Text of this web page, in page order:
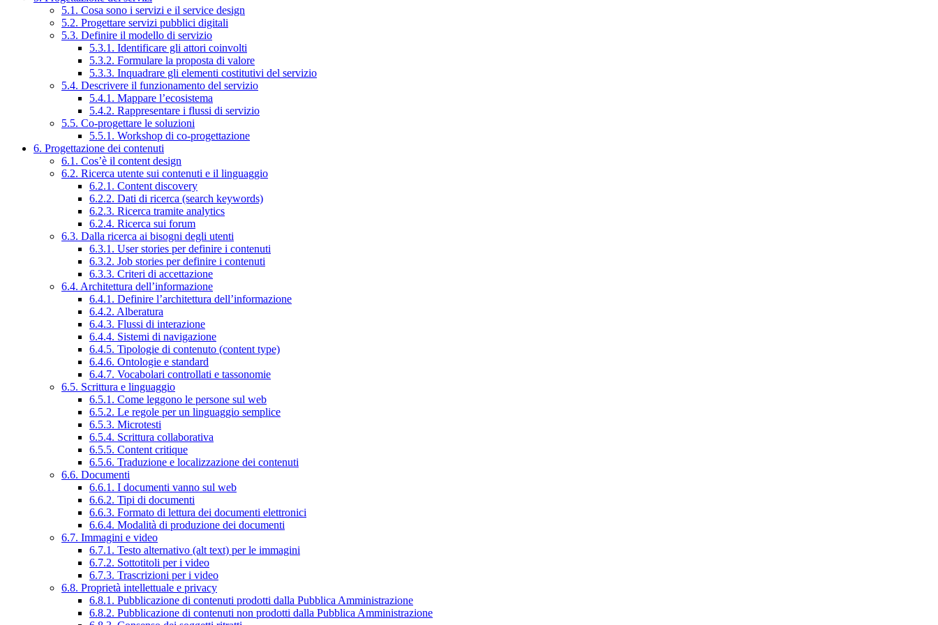
5.1. Cosa sono i servizi e il service design
5.2. Progettare servizi pubblici digitali
5.3. Definire il modello di servizio
5.3.1. Identificare gli attori coinvolti
5.3.2. Formulare la proposta di valore
5.3.3. Inquadrare gli elementi costitutivi del servizio
5.4. Descrivere il funzionamento del servizio
5.4.1. Mappare l’ecosistema
5.4.2. Rappresentare i flussi di servizio
5.5. Co-progettare le soluzioni
5.5.1. Workshop di co-progettazione
6. Progettazione dei contenuti
6.1. Cos’è il content design
6.2. Ricerca utente sui contenuti e il linguaggio
6.2.1. Content discovery
6.2.2. Dati di ricerca (search keywords)
6.2.3. Ricerca tramite analytics
6.2.4. Ricerca sui forum
6.3. Dalla ricerca ai bisogni degli utenti
6.3.1. User stories per definire i contenuti
6.3.2. Job stories per definire i contenuti
6.3.3. Criteri di accettazione
6.4. Architettura dell’informazione
6.4.1. Definire l’architettura dell’informazione
6.4.2. Alberatura
6.4.3. Flussi di interazione
6.4.4. Sistemi di navigazione
6.4.5. Tipologie di contenuto (content type)
6.4.6. Ontologie e standard
6.4.7. Vocabolari controllati e tassonomie
6.5. Scrittura e linguaggio
6.5.1. Come leggono le persone sul web
6.5.2. Le regole per un linguaggio semplice
6.5.3. Microtesti
6.5.4. Scrittura collaborativa
6.5.5. Content critique
6.5.6. Traduzione e localizzazione dei contenuti
6.6. Documenti
6.6.1. I documenti vanno sul web
6.6.2. Tipi di documenti
6.6.3. Formato di lettura dei documenti elettronici
6.6.4. Modalità di produzione dei documenti
6.7. Immagini e video
6.7.1. Testo alternativo (alt text) per le immagini
6.7.2. Sottotitoli per i video
6.7.3. Trascrizioni per i video
6.8. Proprietà intellettuale e privacy
6.8.1. Pubblicazione di contenuti prodotti dalla Pubblica Amministrazione
6.8.2. Pubblicazione di contenuti non prodotti dalla Pubblica Amministrazione